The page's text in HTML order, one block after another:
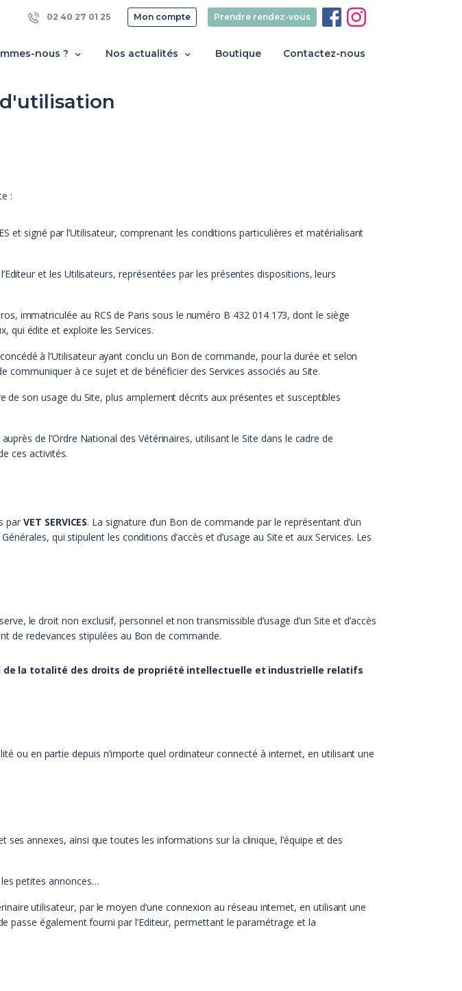
nous ? Nos actualités Boutique Contactez-nous
02 40 27 01 25 Mon compte Prendre rendez-vous
:
et signé par l’Utilisateur, comprenant les conditions particulières et matérialisant
et les Utilisateurs, représentées par les présentes dispositions, leurs
immatriculée au RCS de Paris sous le numéro B 432 014 173, dont le siège
qui édite et exploite les Services.
à l’Utilisateur ayant conclu un Bon de commande, pour la durée et selon
communiquer à ce sujet et de bénéficier des Services associés au Site.
de son usage du Site, plus amplement décrits aux présentes et susceptibles
de l’Ordre National des Vétérinaires, utilisant le Site dans le cadre de
ces activités.
parVET SERVICES. La signature d’un Bon de commande par le représentant d’un
qui stipulent les conditions d’accès et d’usage au Site et aux Services. Les
le droit non exclusif, personnel et non transmissible d’usage d’un Site et d’accès
de redevances stipulées au Bon de commande.
de la totalité des droits de propriété intellectuelle et industrielle relatifs
ou en partie depuis n’importe quel ordinateur connecté à internet, en utilisant une
annexes, ainsi que toutes les informations sur la clinique, l’équipe et des
petites annonces…
utilisateur, par le moyen d’une connexion au réseau internet, en utilisant une
passe également fourni par l’Editeur, permettant le paramétrage et la